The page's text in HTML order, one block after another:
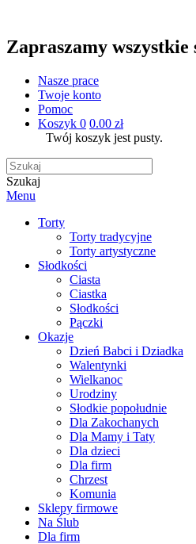
Zapraszamy wszystkie
Nasze prace
Twoje konto
Pomoc
Koszyk 0 0.00 zł
Twój koszyk jest pusty.
Szukaj
Menu
Torty
Torty tradycyjne
Torty artystyczne
Słodkości
Ciasta
Ciastka
Słodkości
Pączki
Okazje
Dzień Babci i Dziadka
Walentynki
Wielkanoc
Urodziny
Słodkie popołudnie
Dla Zakochanych
Dla Mamy i Taty
Dla dzieci
Dla firm
Chrzest
Komunia
Sklepy firmowe
Na Ślub
Dla firm